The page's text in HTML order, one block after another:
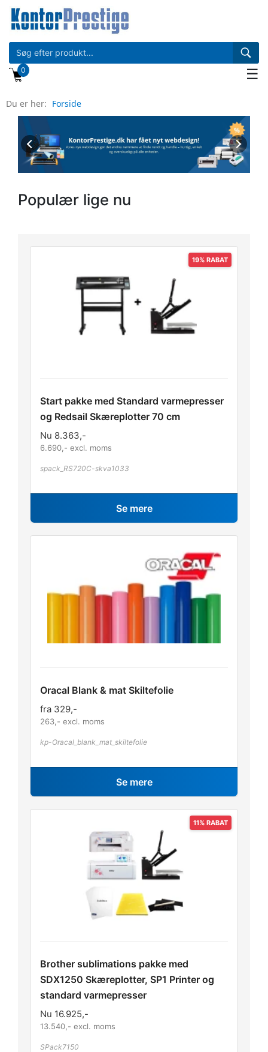
0 ☰
Du er her: Forside
Populær lige nu
Start pakke med Standard varmepresser
og Redsail Skæreplotter 70 cm
Nu 8.363,-
6.690 ,- excl. moms
spack_RS720C-skva1033
Se mere
Oracal Blank & mat Skiltefolie
fra 329,-
263 ,- excl. moms
kp-Oracal_blank_mat_skiltefolie
Se mere
Brother sublimations pakke med
SDX1250 Skæreplotter, SP1 Printer og
standard varmepresser
Nu 16.925,-
13.540 ,- excl. moms
SPack7150